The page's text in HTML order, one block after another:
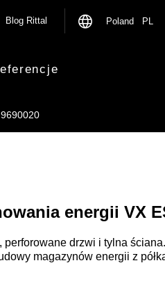
9690020
Blog Rittal Poland PL
energii VX
perforowane drzwi i tylna
magazynów energii z